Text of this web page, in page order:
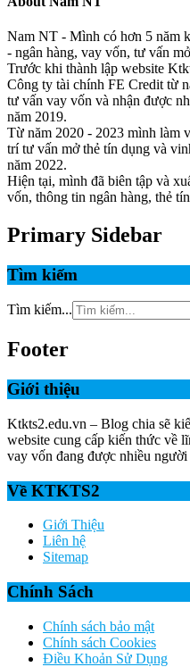
Nam NT - Mình có hơn 5 năm
- ngân hàng, vay vốn, tư vấn
Trước khi thành lập website
Công ty tài chính FE Credit từ
tư vấn vay vốn và nhận được
năm 2019.
Từ năm 2020 - 2023 mình làm
trí tư vấn mở thẻ tín dụng và
năm 2022.
Hiện tại, mình đã biên tập và
vốn, thông tin ngân hàng, thẻ
Primary Sidebar
Tìm kiếm
Tìm kiếm...
Footer
Giới thiệu
Ktkts2.edu.vn – Blog chia sẽ
website cung cấp kiến thức về
vay vốn đang được nhiều người
Về KTKTS2
Giới Thiệu
Liên hệ
Sitemap
Chính Sách
Chính sách bảo mật
Chính sách Cookies
Điều Khoản Sử Dụng